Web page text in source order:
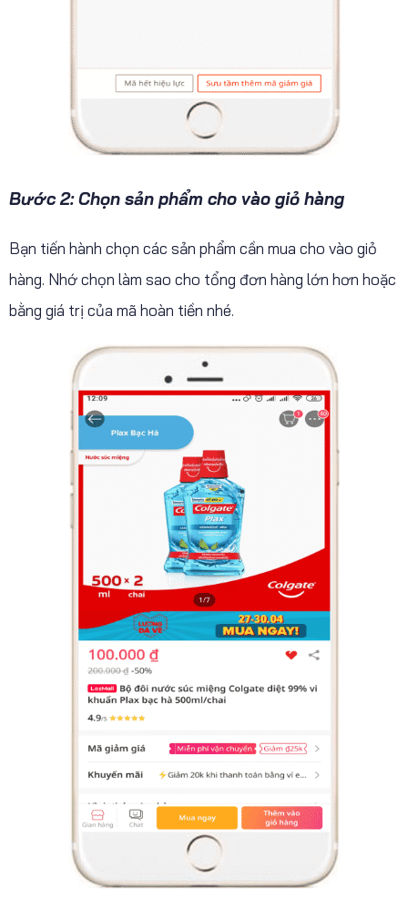
Bước 2: Chọn sản phẩm cho vào giỏ hàng
Bạn tiến hành chọn các sản phẩm cần mua cho vào giỏ
hàng. Nhớ chọn làm sao cho tổng đơn hàng lớn hơn hoặc
bằng giá trị của mã hoàn tiền nhé.